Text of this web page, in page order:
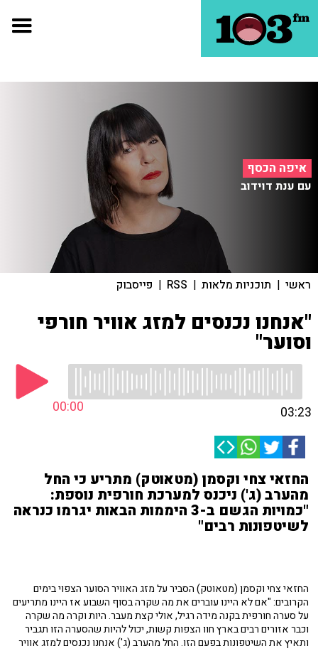
איפה הכסף
עם ענת דוידוב
ראשי | תוכניות מלאות |
RSS
| פייסבוק
"אנחנו נכנסים למזג אוויר חורפי
וסוער"
00:00 03:23
החזאי צחי וקסמן (מטאוטק) מתריע כי החל
מהערב (ג') ניכנס למערכת חורפית נוספת:
"כמויות הגשם ב-3 היממות הבאות יגרמו כנראה
לשיטפונות רבים"
החזאי צחי וקסמן (מטאוטק) הסביר על מזג האוויר הסוער הצפוי בימים
הקרובים: "אם לא היינו עוברים את מה שקרה בסוף השבוע אז היינו מתריעים
על סערה חורפית בקנה מידה רגיל, אולי קצת מעבר. היות וקרה מה שקרה
וכבר אזורים רבים בארץ חוו הצפות קשות, יכול להיות שהסערה הזו תגביר
ותאיץ את השיטפונות בפעם הזו. החל מהערב (ג') אנחנו נכנסים למזג אוויר